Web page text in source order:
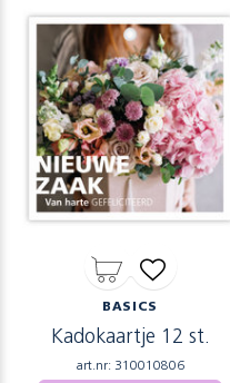
BASICS
Kadokaartje 12 st.
art.nr: 310010806